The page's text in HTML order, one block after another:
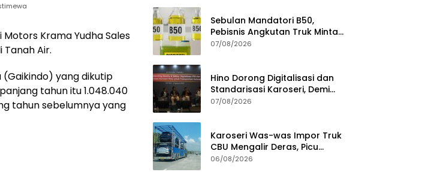
Motors Krama Yudha Sales
Tanah Air.
yang dikutip
tahun itu 1.048.040
tahun sebelumnya yang
Sebulan Mandatori B50,
Pebisnis Angkutan Truk Minta
Jaminan Ketersediaan BBM
07/08/2026
Hino Dorong Digitalisasi dan
Standarisasi Karoseri, Demi
Jamin Kualitas Kendaraan
07/08/2026
Karoseri Was-was Impor Truk
CBU Mengalir Deras, Picu
Persaingan Tak Sehat
06/08/2026